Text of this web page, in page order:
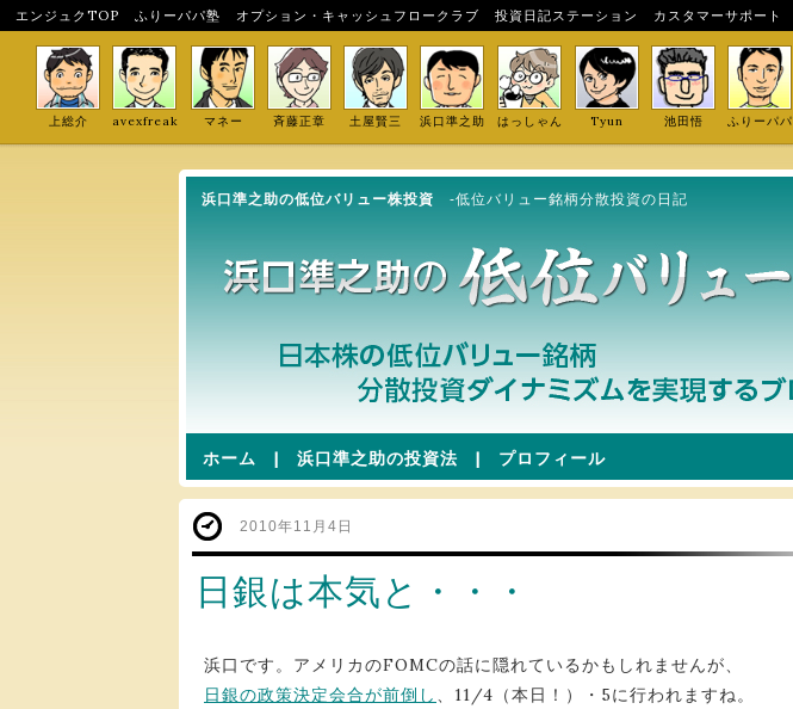
エンジュクTOP ふりーパパ塾 オプション・キャッシュフロークラブ 投資日記ステーション カスタマーサポート
上総介 avexfreak マネー 斉藤正章 土屋賢三 浜口準之助 はっしゃん Tyun 池田悟 ふりーパパ
浜口準之助の低位バリュー株投資 -低位バリュー銘柄分散投資の日記
ホーム | 浜口準之助の投資法 | プロフィール
2010年11月4日
日銀は本気と・・・
浜口です。アメリカのFOMCの話に隠れているかもしれませんが、
日銀の政策決定会合が前倒し 、11/4（本日！）・5に行われますね。